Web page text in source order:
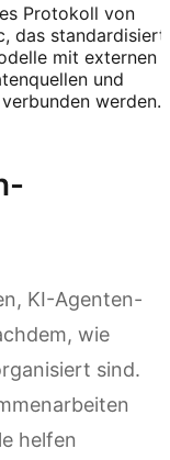
Protokoll von
das standardisiert,
mit externen
und
werden.
KI-Agenten-
wie
sind.
helfen